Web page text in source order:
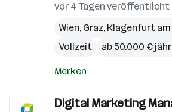
vor 4 Tagen veröffentlicht
Wien, Graz, Klagenfurt
Vollzeit
ab 50.000 €
Merken
Digital Marketing